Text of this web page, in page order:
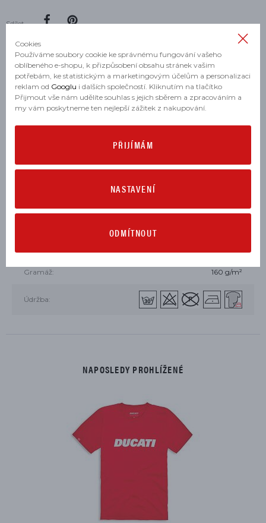
Sdílet
POPIS
Gramáž: 160 g/m²
Údržba:
NAPOSLEDY PROHLÍŽENÉ
Cookies
Používáme soubory cookie ke správnému fungování vašeho
oblíbeného e-shopu, k přizpůsobení obsahu stránek vašim
potřebám, ke statistickým a marketingovým účelům a personalizaci
reklam od Googlu i dalších společností. Kliknutím na tlačítko
Přijmout vše nám udělíte souhlas s jejich sběrem a zpracováním a
my vám poskytneme ten nejlepší zážitek z nakupování.
PŘIJÍMÁM
NASTAVENÍ
ODMÍTNOUT